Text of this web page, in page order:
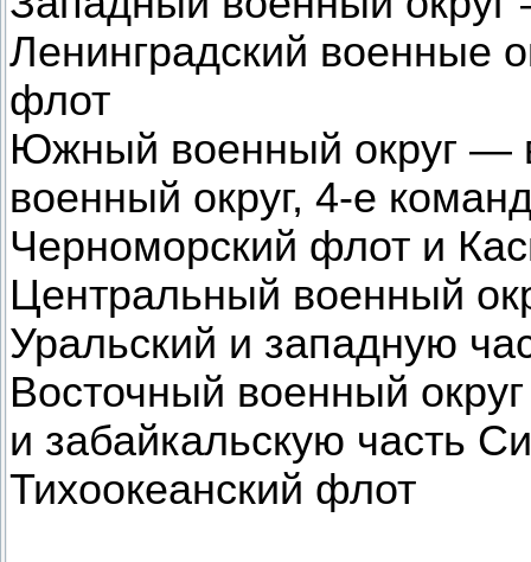
Ленинградский военные
флот
Южный военный округ —
военный округ, 4-е
Черноморский флот и
Центральный военный
Уральский и западную
Восточный военный
и забайкальскую часть
Тихоокеанский флот